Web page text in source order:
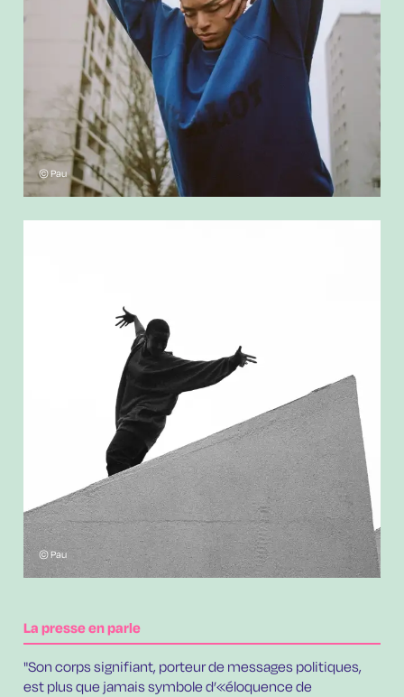
© Pau
© Pau
La presse en parle
"Son corps signifiant, porteur de messages politiques,
est plus que jamais symbole d’«éloquence de